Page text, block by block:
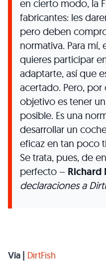
en cierto modo, la
fabricantes: les
pero deben
normativa. Para mí,
quieres participar
adaptarte, así que
acertado. Pero,
objetivo es tener
posible. Es una
desarrollar un
eficaz en tan poco
Se trata, pues, de
perfecto – Richard
declaraciones a
Vía | DirtFish